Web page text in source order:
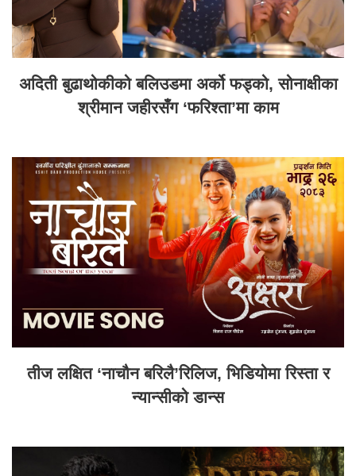
अदिती बुढाथोकीको बलिउडमा अर्को फड्को, सोनाक्षीका
श्रीमान जहीरसँग ‘फरिश्ता’मा काम
तीज लक्षित ‘नाचौन बरिलै’रिलिज, भिडियोमा रिस्ता र
न्यान्सीको डान्स